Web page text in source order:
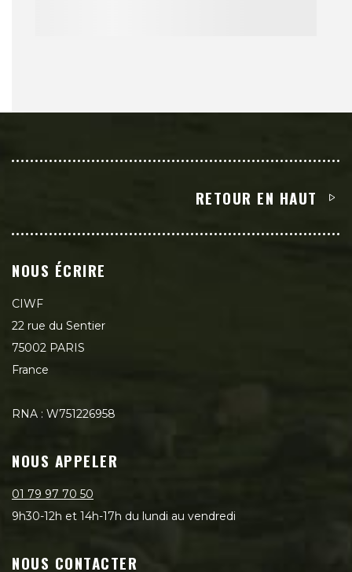
RETOUR EN HAUT
NOUS ÉCRIRE
CIWF
22 rue du Sentier
75002 PARIS
France
RNA : W751226958
NOUS APPELER
01 79 97 70 50
9h30-12h et 14h-17h du lundi au vendredi
NOUS CONTACTER